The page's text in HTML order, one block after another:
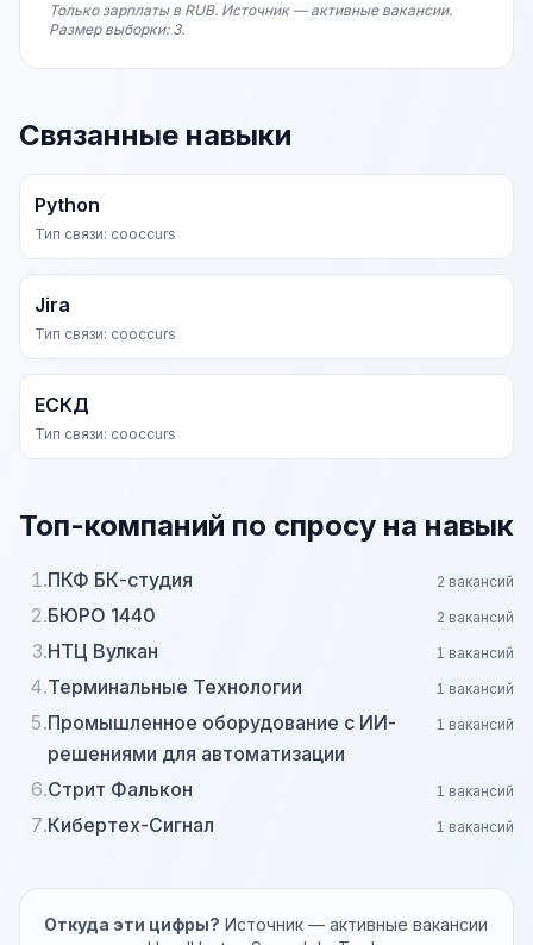
Только зарплаты в RUB. Источник — активные вакансии.
Размер выборки: 3.
Связанные навыки
Python
Тип связи: cooccurs
Jira
Тип связи: cooccurs
ЕСКД
Тип связи: cooccurs
Топ-компаний по спросу на навык
1.ПКФ БК-студия 2 вакансий
2.БЮРО 1440 2 вакансий
3.НТЦ Вулкан 1 вакансий
4.Терминальные Технологии 1 вакансий
5.Промышленное оборудование с ИИ-
решениями для автоматизации
1 вакансий
6.Стрит Фалькон 1 вакансий
7.Кибертех-Сигнал 1 вакансий
Откуда эти цифры? Источник — активные вакансии